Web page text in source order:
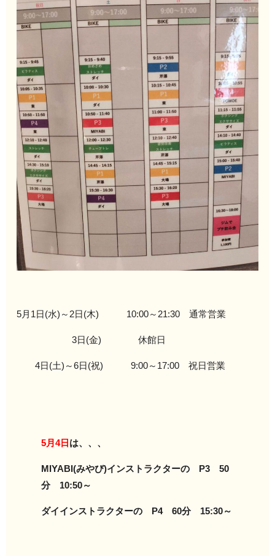
5月1日(水)～2日(木) 10:00～21:30 通常営業
3日(金) 休館日
4日(土)～6日(祝) 9:00～17:00 祝日営業
5月4日 は、、、
MIYABI(みやび)インストラクターの P3 50
分 10:50～
ダイインストラクターの P4 60分 15:30～